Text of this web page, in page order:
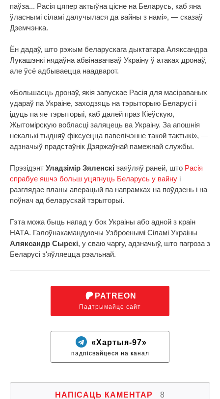
паўза... Расія цяпер актыўна цісне на Беларусь, каб яна
ўласнымі сіламі далучылася да вайны з намі», — сказаў
Дземчэнка.
Ён дадаў, што рэжым беларускага дыктатара Аляксандра
Лукашэнкі нядаўна абвінавачваў Украіну ў атаках дронаў,
але ўсё адбываецца наадварот.
«Большасць дронаў, якія запускае Расія для масіраваных
удараў па Украіне, заходзяць на тэрыторыю Беларусі і
ідуць па яе тэрыторыі, каб далей праз Кіеўскую,
Жытомірскую вобласці заляцець ва Украіну. За апошнія
некалькі тыдняў фіксуецца павелічэнне такой тактыкі», —
адзначыў прадстаўнік Дзяржаўнай памежнай службы.
Прэзідэнт Уладзімір Зяленскі заяўляў раней, што Расія
спрабуе яшчэ больш уцягнуць Беларусь у вайну і
разглядае планы аперацый па напрамках на поўдзень і на
поўнач ад беларускай тэрыторыі.
Гэта можа быць напад у бок Украіны або адной з краін
НАТА. Галоўнакамандуючы Узброенымі Сіламі Украіны
Аляксандр Сырскі, у сваю чаргу, адзначыў, што пагроза з
Беларусі з'яўляецца рэальнай.
PATREON
Падтрымайце сайт
«Хартыя-97»
падпісвайцеся на канал
НАПІСАЦЬ КАМЕНТАР 8